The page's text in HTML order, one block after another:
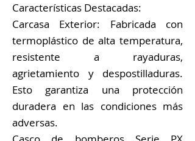
Características Destacadas:
Carcasa Exterior: Fabricada con
termoplástico de alta temperatura,
resistente a rayaduras,
agrietamiento y despostilladuras.
Esto garantiza una protección
duradera en las condiciones más
adversas.